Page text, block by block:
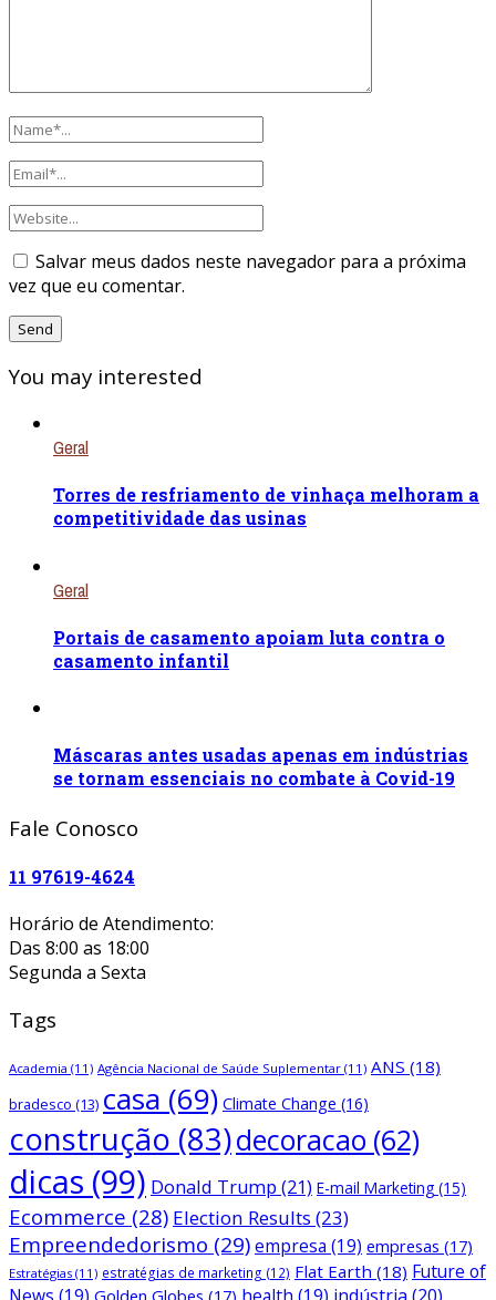
Salvar meus dados neste navegador para a próxima
vez que eu comentar.
You may interested
Geral
Torres de resfriamento de vinhaça melhoram a
competitividade das usinas
Geral
Portais de casamento apoiam luta contra o
casamento infantil
Máscaras antes usadas apenas em indústrias
se tornam essenciais no combate à Covid-19
Fale Conosco
11 97619-4624
Horário de Atendimento:
Das 8:00 as 18:00
Segunda a Sexta
Tags
Academia (11) Agência Nacional de Saúde Suplementar (11) ANS (18)
bradesco (13) casa (69) Climate Change (16)
construção (83)decoracao (62)
dicas (99) Donald Trump (21) E-mail Marketing (15)
Ecommerce (28) Election Results (23)
Empreendedorismo (29)empresa (19) empresas (17)
Estratégias (11) estratégias de marketing (12) Flat Earth (18) Future of
Golden Globes (17)